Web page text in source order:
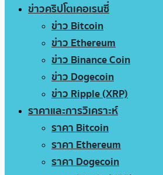
ข่าวคริปโตเคอเรนซี่
ข่าว Bitcoin
ข่าว Ethereum
ข่าว Binance Coin
ข่าว Dogecoin
ข่าว Ripple (XRP)
ราคาและการวิเคราะห์
ราคา Bitcoin
ราคา Ethereum
ราคา Dogecoin